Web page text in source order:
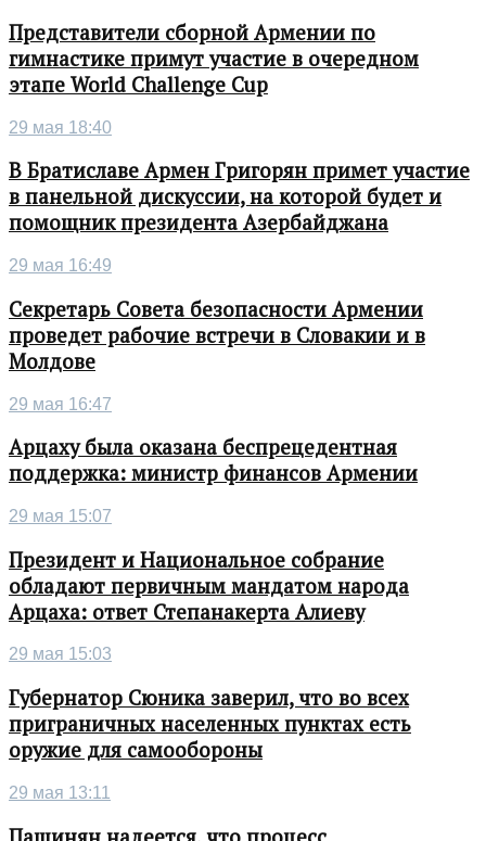
Представители сборной Армении по
гимнастике примут участие в очередном
этапе World Challenge Cup
29 мая 18:40
В Братиславе Армен Григорян примет участие
в панельной дискуссии, на которой будет и
помощник президента Азербайджана
29 мая 16:49
Секретарь Совета безопасности Армении
проведет рабочие встречи в Словакии и в
Молдове
29 мая 16:47
Арцаху была оказана беспрецедентная
поддержка: министр финансов Армении
29 мая 15:07
Президент и Национальное собрание
обладают первичным мандатом народа
Арцаха: ответ Степанакерта Алиеву
29 мая 15:03
Губернатор Сюника заверил, что во всех
приграничных населенных пунктах есть
оружие для самообороны
29 мая 13:11